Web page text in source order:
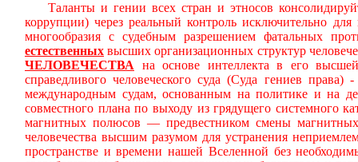
Таланты и гении всех стран и этносов
коррупции) через реальный контроль исключительно
многообразия с судебным разрешением фатальных
естественных высших организационных структур
ЧЕЛОВЕЧЕСТВА на основе интеллекта в его
справедливого человеческого суда (Суда гениев
международным судам, основанным на политике и на
совместного плана по выходу из грядущего системного
магнитных полюсов — предвестником смены
человечества высшим разумом для устранения
пространстве и времени нашей Вселенной без